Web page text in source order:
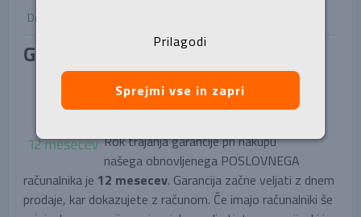
Domov
Garancija
Rok trajanja garancije pri nakupu
našega obnovljenega POSLOVNEGA
računalnika je 12 mesecev. Garancija začne veljati z dnem
prodaje, kar dokazujete z računom. Če imajo računalniki še
Prilagodi
Sprejmi vse in zapri